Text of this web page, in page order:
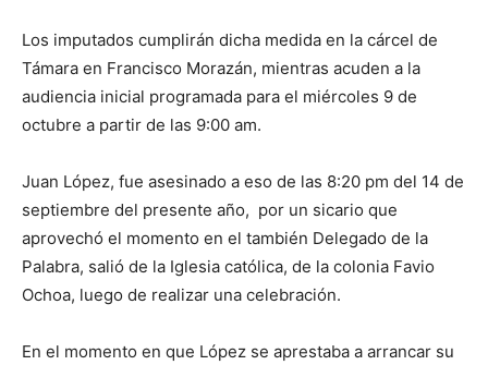
Los imputados cumplirán dicha medida en la cárcel de
Támara en Francisco Morazán, mientras acuden a la
audiencia inicial programada para el miércoles 9 de
octubre a partir de las 9:00 am.
Juan López, fue asesinado a eso de las 8:20 pm del 14 de
septiembre del presente año, por un sicario que
aprovechó el momento en el también Delegado de la
Palabra, salió de la Iglesia católica, de la colonia Favio
Ochoa, luego de realizar una celebración.
En el momento en que López se aprestaba a arrancar su